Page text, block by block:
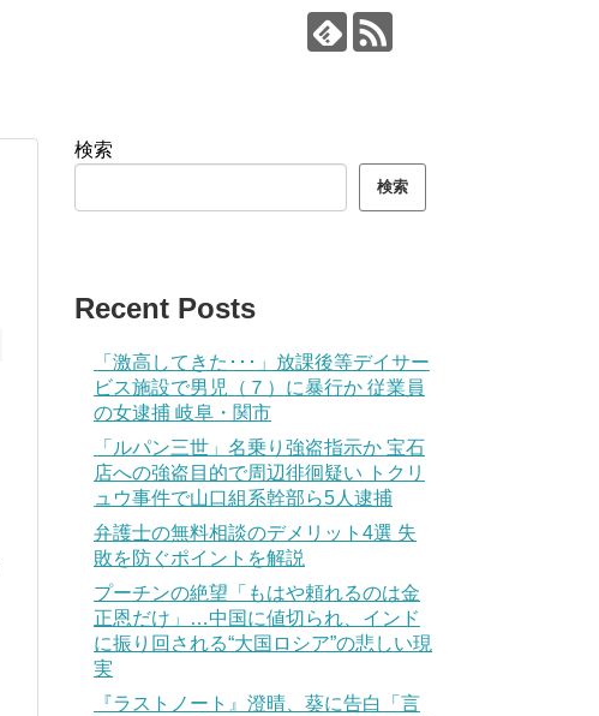
検索
検索
Recent Posts
「激高してきた･･･」放課後等デイサー
ビス施設で男児（７）に暴行か 従業員
の女逮捕 岐阜・関市
「ルパン三世」名乗り強盗指示か 宝石
店への強盗目的で周辺徘徊疑い トクリ
ュウ事件で山口組系幹部ら5人逮捕
弁護士の無料相談のデメリット4選 失
敗を防ぐポイントを解説
プーチンの絶望「もはや頼れるのは金
正恩だけ」…中国に値切られ、インド
に振り回される“大国ロシア”の悲しい現
実
『ラストノート』澄晴、葵に告白「言